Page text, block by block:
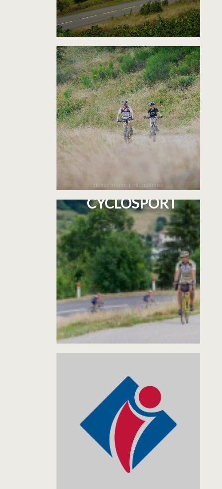
PARCOURS VTT
CIRCUITS
CYCLOSPORT
INFORMATIONS